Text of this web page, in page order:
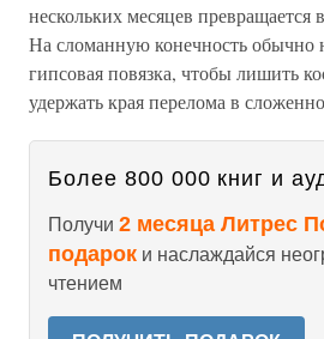
нескольких месяцев превращается
На сломанную конечность обычно
гипсовая повязка, чтобы лишить
удержать края перелома в
Более 800 000 книг и
Получи 2 месяца Литрес
подарок и наслаждайся
чтением